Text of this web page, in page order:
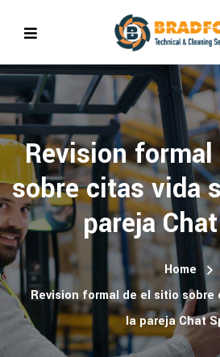
Revision
sobre citas vida
pareja
Home
Revision formal de el sitio sobre
la pareja Chat